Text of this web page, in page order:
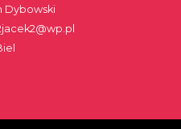
Dybowski